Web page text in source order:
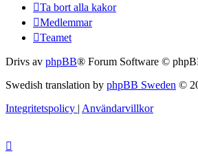
Ta bort alla kakor
Medlemmar
Teamet
Drivs av phpBB® Forum Software ©
Swedish translation by phpBB Sweden ©
Integritetspolicy Användarvillkor